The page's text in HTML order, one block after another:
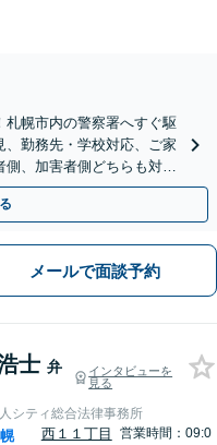
札幌市内の警察署へすぐ駆
勤務先・学校対応、ご家
、加害者側どちらも対応
メールで面談予約
士 弁
インタビューを
見る
シティ総合法律事務所
西１１丁目
営業時間：09:0